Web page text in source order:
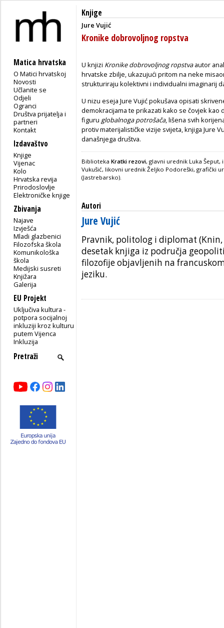
Matica hrvatska
O Matici hrvatskoj
Novosti
Učlanite se
Odjeli
Ogranci
Društva prijatelja i
partneri
Kontakt
Izdavaštvo
Knjige
Vijenac
Kolo
Hrvatska revija
Prirodoslovlje
Elektroničke knjige
Zbivanja
Najave
Izvješća
Mladi glazbenici
Filozofska škola
Komunikološka
škola
Medijski susreti
Knjižara
Galerija
EU Projekt
Uključiva kultura -
potpora socijalnoj
inkluziji kroz kulturu
putem Vijenca
Inkluzija
Knjige
Jure Vujić
Kronike dobrovoljnog ropstva
U knjizi Kronike dobrovoljnog ropstvaautor
hrvatske zbilje, ukazujući pritom na neke
strukturiraju kolektivni i individualni imaginarij
U nizu eseja Jure Vujić pokušava opisati
demokracijama te prikazati kako se čovjek
figuru globalnoga potrošača, lišena svih
protiv materijalističke vizije svijeta, knjiga Jure
današnjega društva.
Biblioteka Kratki rezovi, glavni urednik Luka
Vukušić, likovni urednik Željko Podoreški, grafički
(Jastrebarsko).
Autori
Jure Vujić
Pravnik, politolog i diplomat (Knin,
desetak knjiga iz područja
filozofije objavljenih na
jeziku.